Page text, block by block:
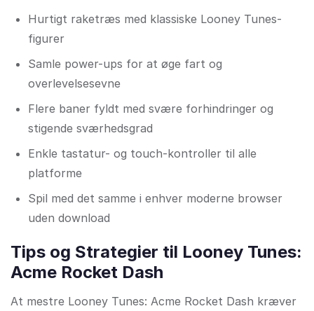
Hurtigt raketræs med klassiske Looney Tunes-
figurer
Samle power-ups for at øge fart og
overlevelsesevne
Flere baner fyldt med svære forhindringer og
stigende sværhedsgrad
Enkle tastatur- og touch-kontroller til alle
platforme
Spil med det samme i enhver moderne browser
uden download
Tips og Strategier til Looney Tunes:
Acme Rocket Dash
At mestre Looney Tunes: Acme Rocket Dash kræver